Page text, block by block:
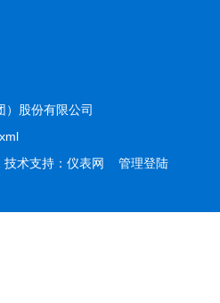
股份有限公司
术支持： 仪表网 管理登陆